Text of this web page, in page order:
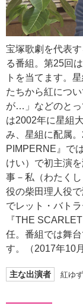
宝塚歌劇を代表
る番組。第25回
トを当てます。
たちから紅につ
が…」などのとっ
は2002年に星組
み、星組に配属
PIMPERNE』で
けい）で初主演
事－私（わたく
役の柴田理人役
でレット・バト
『THE
任。番組では舞
す。（2017年10
主な出演者 紅ゆ